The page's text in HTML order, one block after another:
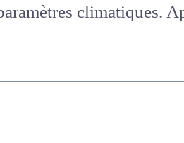
paramètres climatiques.